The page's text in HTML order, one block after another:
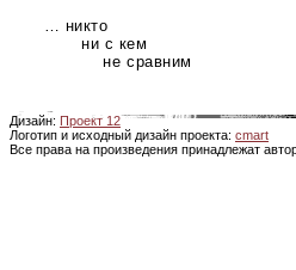
… никто
ни с кем
не сравним
Дизайн: Проект 12
Логотип и исходный дизайн проекта: cmart
Все права на произведения принадлежат